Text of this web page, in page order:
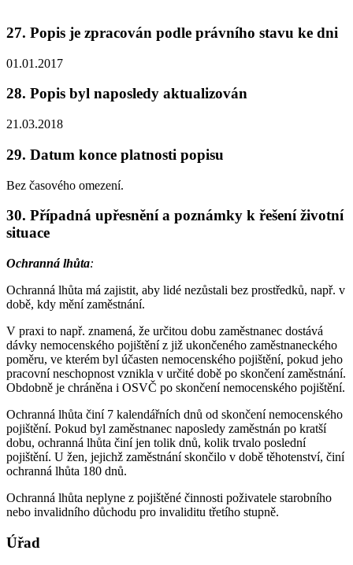
27. Popis je zpracován podle právního stavu ke dni
01.01.2017
28. Popis byl naposledy aktualizován
21.03.2018
29. Datum konce platnosti popisu
Bez časového omezení.
30. Případná upřesnění a poznámky k řešení životní
situace
Ochranná lhůta:
Ochranná lhůta má zajistit, aby lidé nezůstali bez prostředků, např. v
době, kdy mění zaměstnání.
V praxi to např. znamená, že určitou dobu zaměstnanec dostává
dávky nemocenského pojištění z již ukončeného zaměstnaneckého
poměru, ve kterém byl účasten nemocenského pojištění, pokud jeho
pracovní neschopnost vznikla v určité době po skončení zaměstnání.
Obdobně je chráněna i OSVČ po skončení nemocenského pojištění.
Ochranná lhůta činí 7 kalendářních dnů od skončení nemocenského
pojištění. Pokud byl zaměstnanec naposledy zaměstnán po kratší
dobu, ochranná lhůta činí jen tolik dnů, kolik trvalo poslední
pojištění. U žen, jejichž zaměstnání skončilo v době těhotenství, činí
ochranná lhůta 180 dnů.
Ochranná lhůta neplyne z pojištěné činnosti poživatele starobního
nebo invalidního důchodu pro invaliditu třetího stupně.
Úřad